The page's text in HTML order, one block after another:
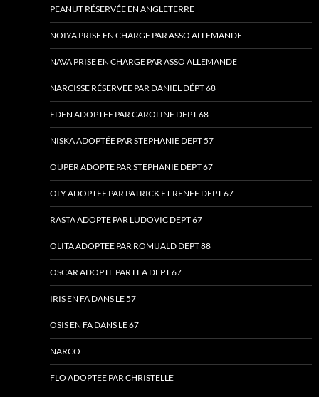
PEANUT RÉSERVÉE EN ANGLETERRE
NOIYA PRISE EN CHARGE PAR ASSO ALLEMANDE
NAVA PRISE EN CHARGE PAR ASSO ALLEMANDE
NARCISSE RÉSERVEE PAR DANIEL DÉPT 68
EDEN ADOPTEE PAR CAROLINE DEPT 68
NISKA ADOPTÉE PAR STEPHANIE DEPT 57
OUPER ADOPTE PAR STEPHANIE DEPT 67
OLY ADOPTEE PAR PATRICK ET RENEE DEPT 67
RASTA ADOPTE PAR LUDOVIC DEPT 67
OLITA ADOPTEE PAR ROMUALD DEPT 88
OSCAR ADOPTE PAR LEA DEPT 67
IRIS EN FA DANS LE 57
OSIS EN FA DANS LE 67
NARCO
FLO ADOPTEE PAR CHRISTELLE